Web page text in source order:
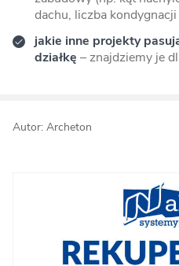
dachu, liczba
jakie inne projekty
działkę – znajdziemy je
Autor: Archeton